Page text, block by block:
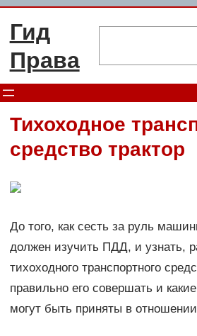
Перейти
содержимому
Гид
Права
Тихоходное
средство трактор
До того, как сесть за руль
должен изучить ПДД, и узнать,
тихоходного транспортного
правильно его совершать и
могут быть приняты в